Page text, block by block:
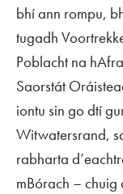
bhí ann rompu,
tugadh
Poblacht na
Saorstát
iontu sin go dtí
Witwatersrand,
rabharta
mBórach – chuig